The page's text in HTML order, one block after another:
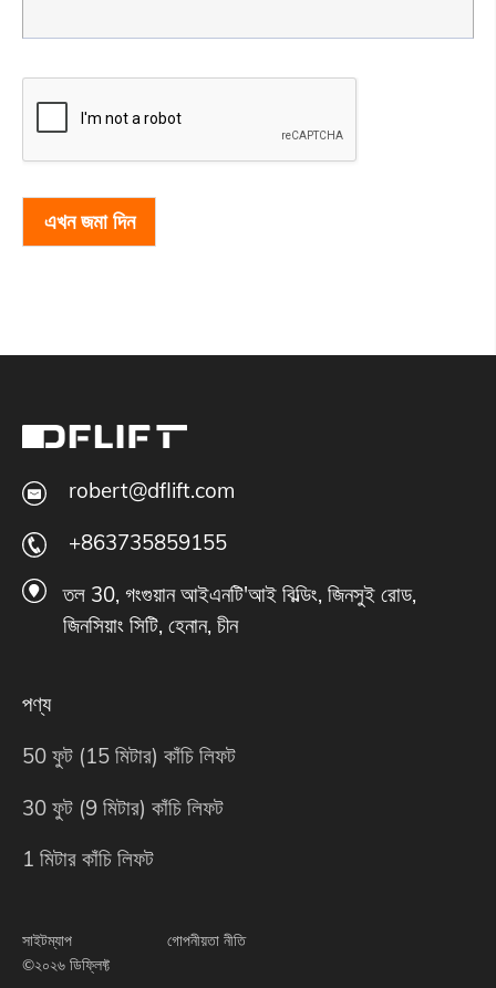
এখন জমা দিন
robert@dflift.com
+863735859155
তল 30, গংগুয়ান আইএনটি'আই বিল্ডিং, জিনসুই রোড,
জিনসিয়াং সিটি, হেনান, চীন
পণ্য
50 ফুট (15 মিটার) কাঁচি লিফট
30 ফুট (9 মিটার) কাঁচি লিফট
1 মিটার কাঁচি লিফট
সাইটম্যাপ
গোপনীয়তা নীতি
©২০২৬ ডিফ্লিফ্ট